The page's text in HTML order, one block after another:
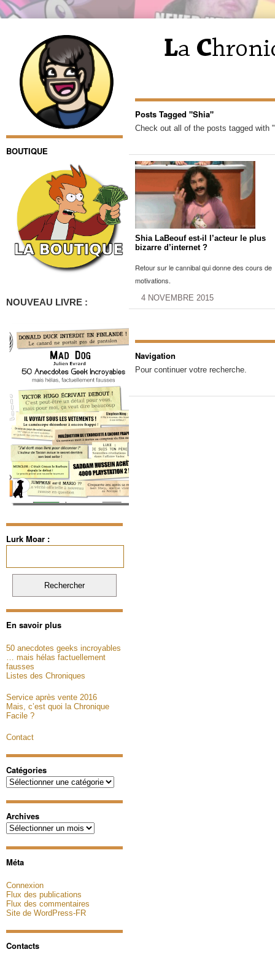
BOUTIQUE
NOUVEAU LIVRE :
Lurk Moar :
En savoir plus
50 anecdotes geeks incroyables
… mais hélas factuellement
fausses
Listes des Chroniques
Service après vente 2016
Mais, c’est quoi la Chronique
Facile ?
Contact
Catégories
Catégories
Archives
Archives
Méta
Connexion
Flux des publications
Flux des commentaires
Site de WordPress-FR
Contacts
Posts Tagged "Shia"
Check out all of the posts tagged with
Shia LaBeouf est-il l’acteur le plus
bizarre d’internet ?
Retour sur le cannibal qui donne des cours de
motivations.
4 NOVEMBRE 2015
Navigation
Pour continuer votre recherche.